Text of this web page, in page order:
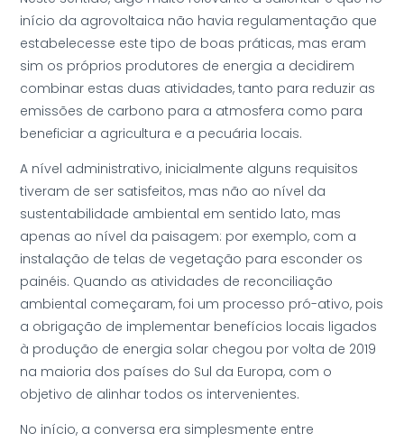
início da agrovoltaica não havia regulamentação que
estabelecesse este tipo de boas práticas, mas eram
sim os próprios produtores de energia a decidirem
combinar estas duas atividades, tanto para reduzir as
emissões de carbono para a atmosfera como para
beneficiar a agricultura e a pecuária locais.
A nível administrativo, inicialmente alguns requisitos
tiveram de ser satisfeitos, mas não ao nível da
sustentabilidade ambiental em sentido lato, mas
apenas ao nível da paisagem: por exemplo, com a
instalação de telas de vegetação para esconder os
painéis. Quando as atividades de reconciliação
ambiental começaram, foi um processo pró-ativo, pois
a obrigação de implementar benefícios locais ligados
à produção de energia solar chegou por volta de 2019
na maioria dos países do Sul da Europa, com o
objetivo de alinhar todos os intervenientes.
No início, a conversa era simplesmente entre